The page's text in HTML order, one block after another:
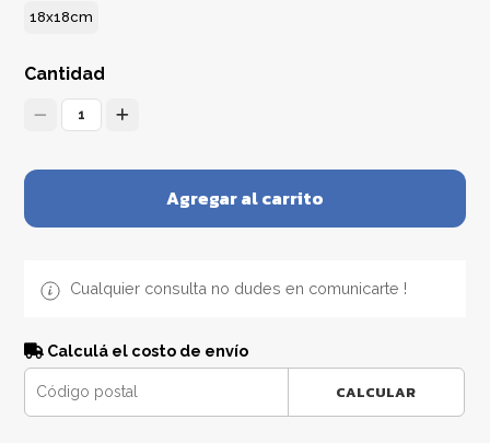
18x18cm
Cantidad
1
Agregar al carrito
Cualquier consulta no dudes en comunicarte !
Calculá el costo de envío
CALCULAR